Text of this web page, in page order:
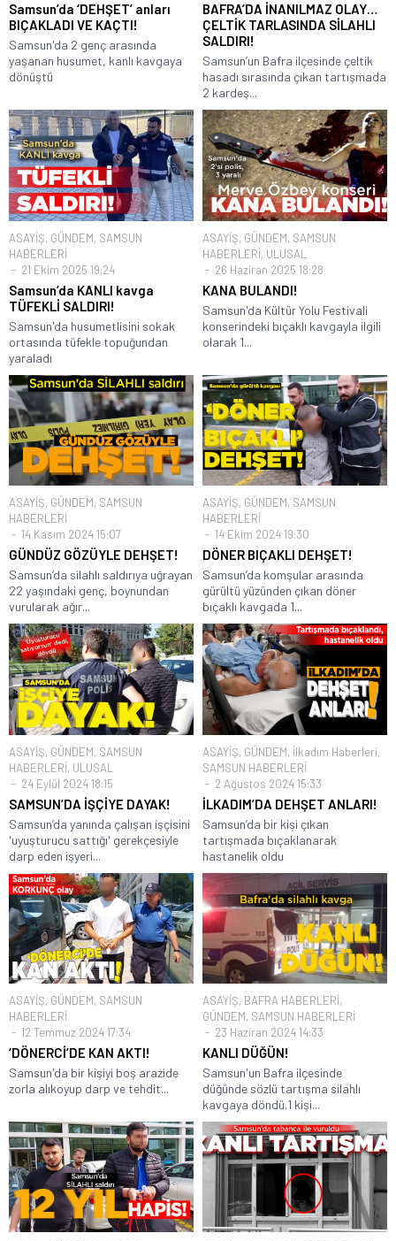
Samsun’da ‘DEHŞET’ anları
BIÇAKLADI VE KAÇTI!
Samsun'da 2 genç arasında
yaşanan husumet, kanlı kavgaya
dönüştü
BAFRA’DA İNANILMAZ OLAY…
ÇELTİK TARLASINDA SİLAHLI
SALDIRI!
Samsun’un Bafra ilçesinde çeltik
hasadı sırasında çıkan tartışmada
2 kardeş...
ASAYİŞ, GÜNDEM, SAMSUN
HABERLERİ
21 Ekim 2025 19:24
Samsun’da KANLI kavga
TÜFEKLİ SALDIRI!
Samsun'da husumetlisini sokak
ortasında tüfekle topuğundan
yaraladı
ASAYİŞ, GÜNDEM, SAMSUN
HABERLERİ, ULUSAL
26 Haziran 2025 18:28
KANA BULANDI!
Samsun'da Kültür Yolu Festivali
konserindeki bıçaklı kavgayla ilgili
olarak 1...
ASAYİŞ, GÜNDEM, SAMSUN
HABERLERİ
14 Kasım 2024 15:07
GÜNDÜZ GÖZÜYLE DEHŞET!
Samsun’da silahlı saldırıya uğrayan
22 yaşındaki genç, boynundan
vurularak ağır...
ASAYİŞ, GÜNDEM, SAMSUN
HABERLERİ
14 Ekim 2024 19:30
DÖNER BIÇAKLI DEHŞET!
Samsun’da komşular arasında
gürültü yüzünden çıkan döner
bıçaklı kavgada 1...
ASAYİŞ, GÜNDEM, SAMSUN
HABERLERİ, ULUSAL
24 Eylül 2024 18:15
SAMSUN’DA İŞÇİYE DAYAK!
Samsun’da yanında çalışan işçisini
'uyuşturucu sattığı' gerekçesiyle
darp eden işyeri...
ASAYİŞ, GÜNDEM, İlkadım Haberleri,
SAMSUN HABERLERİ
2 Ağustos 2024 15:33
İLKADIM’DA DEHŞET ANLARI!
Samsun’da bir kişi çıkan
tartışmada bıçaklanarak
hastanelik oldu
ASAYİŞ, GÜNDEM, SAMSUN
HABERLERİ
12 Temmuz 2024 17:34
‘DÖNERCİ’DE KAN AKTI!
Samsun'da bir kişiyi boş arazide
zorla alıkoyup darp ve tehdit...
ASAYİŞ, BAFRA HABERLERİ,
GÜNDEM, SAMSUN HABERLERİ
23 Haziran 2024 14:33
KANLI DÜĞÜN!
Samsun'un Bafra ilçesinde
düğünde sözlü tartışma silahlı
kavgaya döndü.1 kişi...